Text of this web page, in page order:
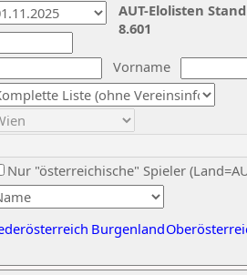
Vorname
Nur "österreichische" Spieler
Burgenland
AUT-Elolisten
8.601